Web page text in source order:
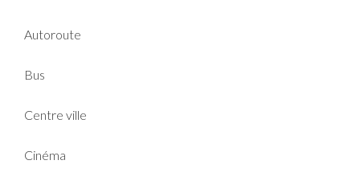
Autoroute
Bus
Centre ville
Cinéma